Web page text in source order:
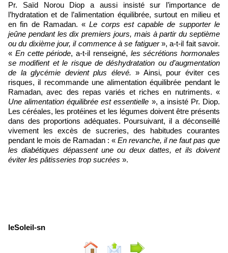
Pr. Saïd Norou Diop a aussi insisté sur l’importance de
l’hydratation et de l’alimentation équilibrée, surtout en milieu et
en fin de Ramadan. «Le corps est capable de supporter le
jeûne pendant les dix premiers jours, mais à partir du septième
ou du dixième jour, il commence à se fatiguer», a-t-il fait savoir.
« En cette période, a-t-il renseigné, les sécrétions hormonales
se modifient et le risque de déshydratation ou d’augmentation
de la glycémie devient plus élevé. » Ainsi, pour éviter ces
risques, il recommande une alimentation équilibrée pendant le
Ramadan, avec des repas variés et riches en nutriments. «
Une alimentation équilibrée est essentielle », a insisté Pr. Diop.
Les céréales, les protéines et les légumes doivent être présents
dans des proportions adéquates. Poursuivant, il a déconseillé
vivement les excès de sucreries, des habitudes courantes
pendant le mois de Ramadan : « En revanche, il ne faut pas que
les diabétiques dépassent une ou deux dattes, et ils doivent
éviter les pâtisseries trop sucrées ».
leSoleil-sn